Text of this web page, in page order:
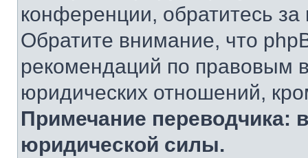
конференции, обратитесь
Обратите внимание, что
рекомендаций по правовым
юридических отношений,
Примечание переводчика:
юридической силы.